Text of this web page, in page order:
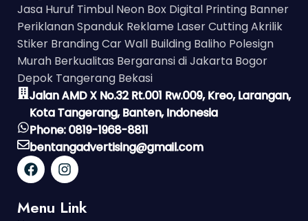
Jasa Huruf Timbul Neon Box Digital Printing Banner
Periklanan Spanduk Reklame Laser Cutting Akrilik
Stiker Branding Car Wall Building Baliho Polesign
Murah Berkualitas Bergaransi di Jakarta Bogor
Depok Tangerang Bekasi
Jalan AMD X No.32 Rt.001 Rw.009, Kreo, Larangan,
Kota Tangerang, Banten, Indonesia
Phone: 0819-1968-8811
bentangadvertising@gmail.com
Menu Link